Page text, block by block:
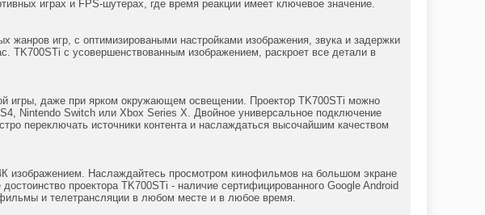
играх и FPS-шутерах, где время реакции имеет ключевое значение.
игр, с оптимизироваными настройками изображения, звука и задержки
TK700STi с усовершенствованным изображением, раскроет все детали в
игры, даже при ярком окружающем освещении. Проектор TK700STi можно
Nintendo Switch или Xbox Series X. Двойное универсальное подключение
переключать источники контента и наслаждаться высочайшим качеством
изображением. Наслаждайтесь просмотром кинофильмов на большом экране
проектора TK700STi - наличие сертифицированного Google Android
и телетрансляции в любом месте и в любое время.